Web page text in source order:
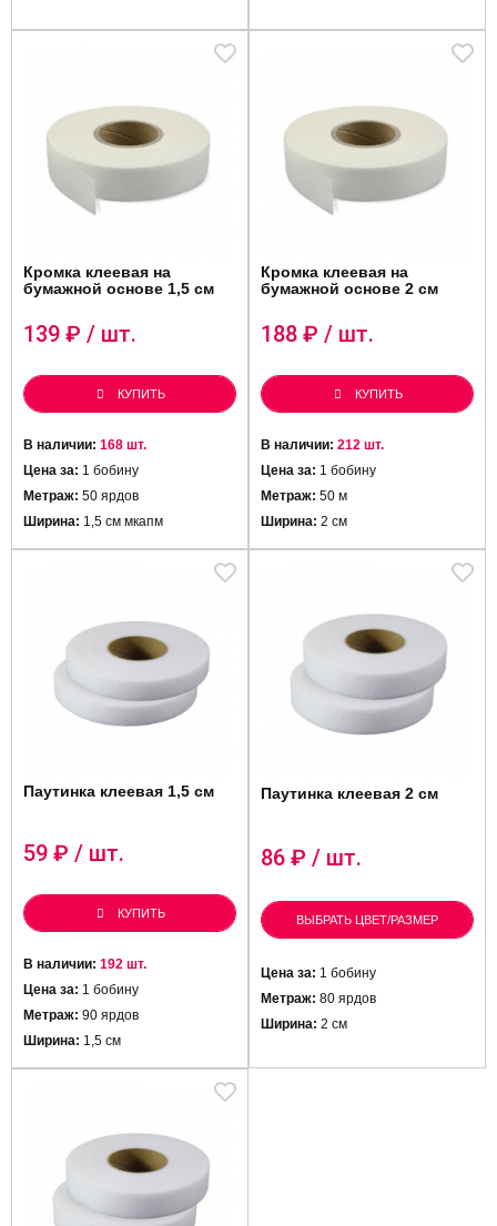
Кромка клеевая на
бумажной основе 1,5 см
139 ₽ / шт.
КУПИТЬ
В наличии: 168 шт.
Цена за: 1 бобину
Метраж: 50 ярдов
Ширина: 1,5 см мкапм
Кромка клеевая на
бумажной основе 2 см
188 ₽ / шт.
КУПИТЬ
В наличии: 212 шт.
Цена за: 1 бобину
Метраж: 50 м
Ширина: 2 см
Паутинка клеевая 1,5 см
59 ₽ / шт.
КУПИТЬ
В наличии: 192 шт.
Цена за: 1 бобину
Метраж: 90 ярдов
Ширина: 1,5 см
Паутинка клеевая 2 см
86 ₽ / шт.
ВЫБРАТЬ ЦВЕТ/РАЗМЕР
Цена за: 1 бобину
Метраж: 80 ярдов
Ширина: 2 см